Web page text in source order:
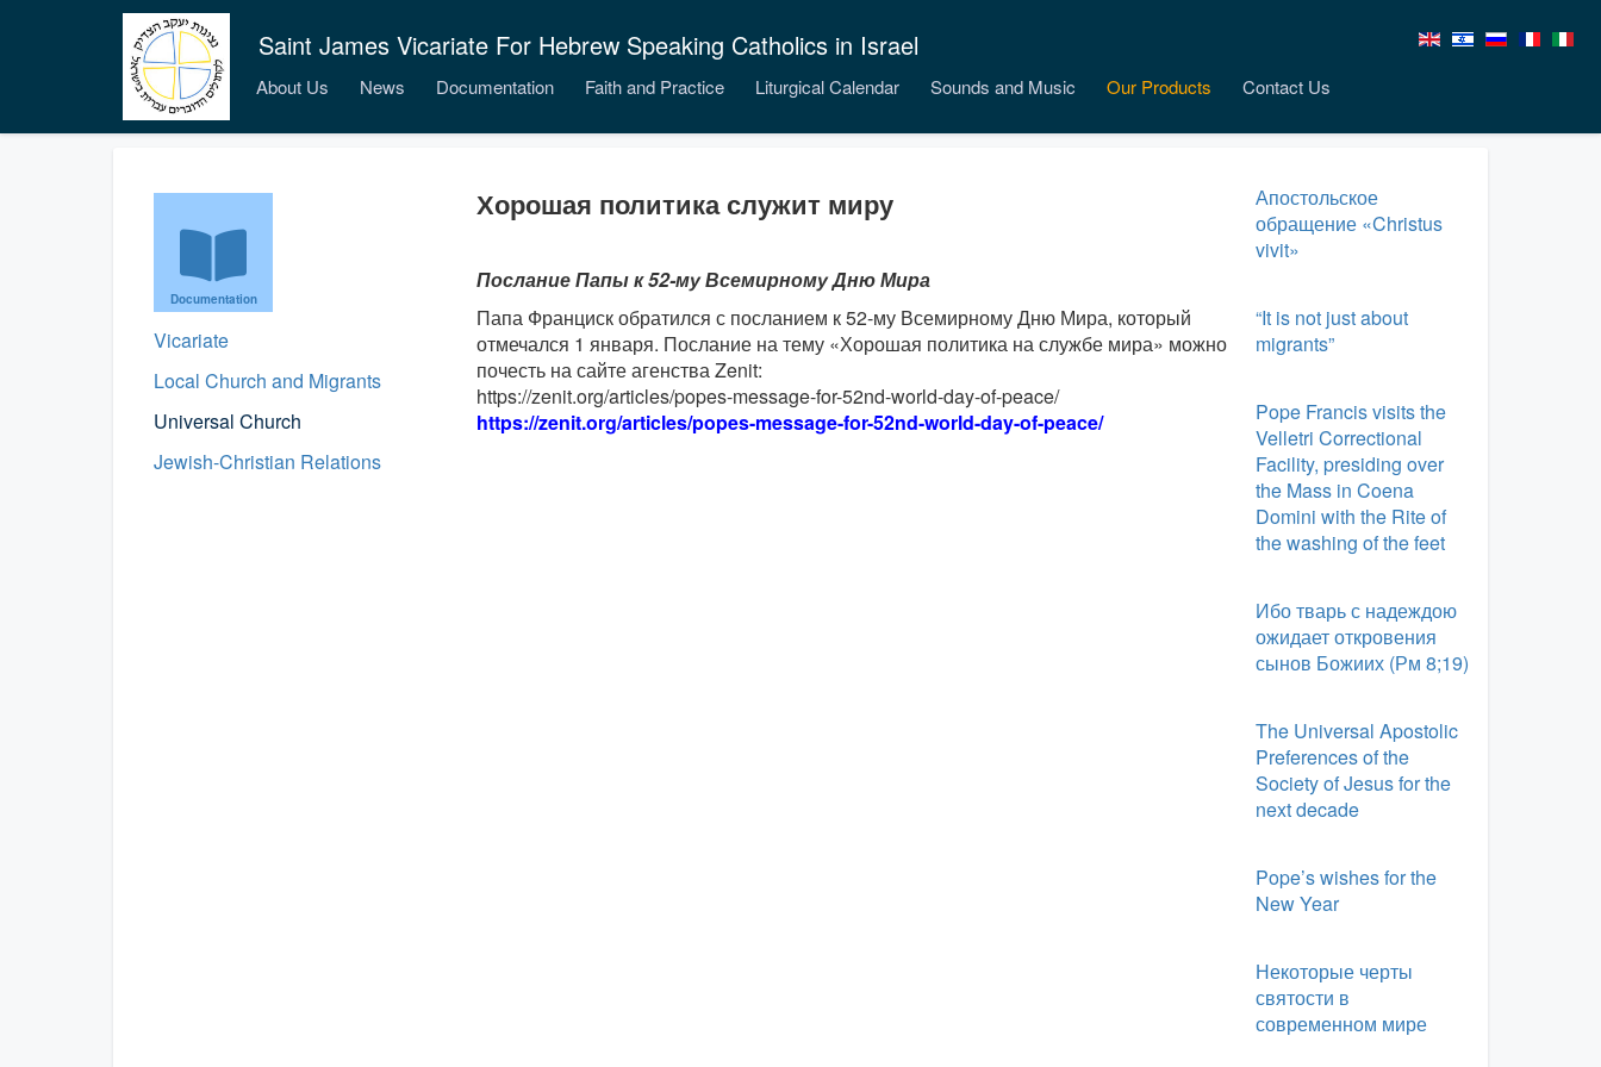
Saint James Vicariate For Hebrew Speaking Catholics in Israel
About Us News Documentation Faith and Practice Liturgical Calendar Sounds and Music Our Products Contact Us
Documentation
Vicariate
Local Church and Migrants
Universal Church
Jewish-Christian Relations
Хорошая политика служит миру
Послание Папы к 52-му Всемирному Дню Мира
Папа Франциск обратился с посланием к 52-му Всемирному Дню Мира, который
отмечался 1 января. Послание на тему «Хорошая политика на службе мира» можно
почесть на сайте агенства Zenit:
https://zenit.org/articles/popes-message-for-52nd-world-day-of-peace/
https://zenit.org/articles/popes-message-for-52nd-world-day-of-peace/
Апостольское
обращение «Christus
vivit»
“It is not just about
migrants”
Pope Francis visits the
Velletri Correctional
Facility, presiding over
the Mass in Coena
Domini with the Rite of
the washing of the feet
Ибо тварь с надеждою
ожидает откровения
сынов Божиих (Рм 8;19)
The Universal Apostolic
Preferences of the
Society of Jesus for the
next decade
Pope’s wishes for the
New Year
Некоторые черты
святости в
современном мире